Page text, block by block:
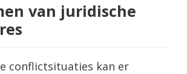
van juridische
conflictsituaties kan er